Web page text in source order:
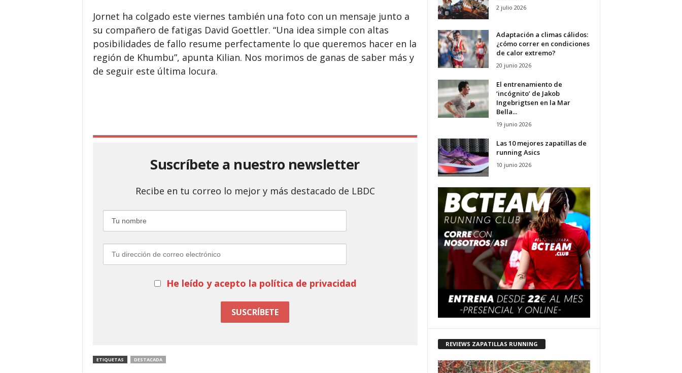
Jornet ha colgado este viernes también una foto con un mensaje junto a
su compañero de fatigas David Goettler. “Una idea simple con altas
posibilidades de fallo resume perfectamente lo que queremos hacer en la
región de Khumbu”, apunta Kilian. Nos morimos de ganas de saber más y
de seguir este última locura.
Suscríbete a nuestro newsletter
Recibe en tu correo lo mejor y más destacado de LBDC
He leído y acepto la política de privacidad
ETIQUETAS DESTACADA
2 julio 2026
Adaptación a climas cálidos:
¿cómo correr en condiciones
de calor extremo?
20 junio 2026
El entrenamiento de
‘incógnito’ de Jakob
Ingebrigtsen en la Mar
Bella...
19 junio 2026
Las 10 mejores zapatillas de
running Asics
10 junio 2026
REVIEWS ZAPATILLAS RUNNING